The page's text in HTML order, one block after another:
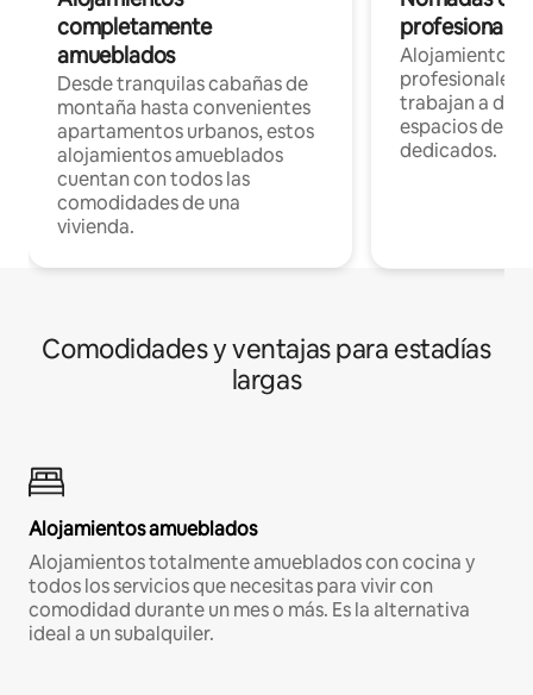
completamente
amueblados
Desde tranquilas cabañas de
montaña hasta convenientes
apartamentos urbanos, estos
alojamientos amueblados
cuentan con todos las
comodidades de una
vivienda.
Alojamientos
profesionales
trabajan a
espacios de
dedicados.
Comodidades y ventajas para estadías
largas
Alojamientos amueblados
Alojamientos totalmente amueblados con cocina y
todos los servicios que necesitas para vivir con
comodidad durante un mes o más. Es la alternativa
ideal a un subalquiler.